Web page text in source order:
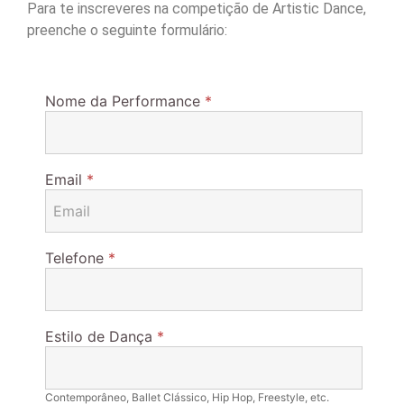
Para te inscreveres na competição de Artistic Dance,
preenche o seguinte formulário:
Nome da Performance *
Email *
Telefone *
Estilo de Dança *
Contemporâneo, Ballet Clássico, Hip Hop, Freestyle, etc.